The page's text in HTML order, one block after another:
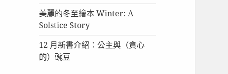
美麗的冬至繪本 Winter: A
Solstice Story
12 月新書介紹：公主與（貪心
的）豌豆